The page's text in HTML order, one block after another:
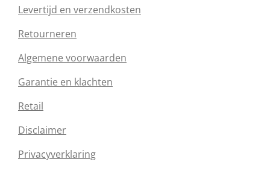
Levertijd en verzendkosten
Retourneren
Algemene voorwaarden
Garantie en klachten
Retail
Disclaimer
Privacyverklaring